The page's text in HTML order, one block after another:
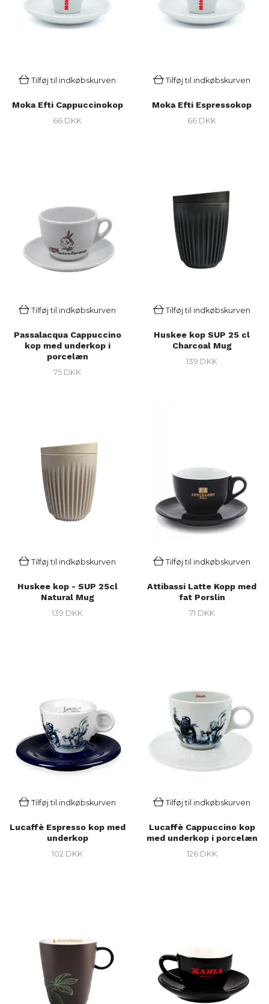
Tilføj til indkøbskurven
Moka Efti Cappuccinokop
66 DKK
Tilføj til indkøbskurven
Moka Efti Espressokop
66 DKK
Tilføj til indkøbskurven
Passalacqua Cappuccino
kop med underkop i
porcelæn
75 DKK
Tilføj til indkøbskurven
Huskee kop SUP 25 cl
Charcoal Mug
139 DKK
Tilføj til indkøbskurven
Huskee kop - SUP 25cl
Natural Mug
139 DKK
Tilføj til indkøbskurven
Attibassi Latte Kopp med
fat Porslin
71 DKK
Tilføj til indkøbskurven
Lucaffè Espresso kop med
underkop
102 DKK
Tilføj til indkøbskurven
Lucaffè Cappuccino kop
med underkop i porcelæn
126 DKK